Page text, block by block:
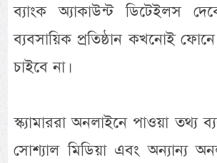
ব্যাংক অ্যাকাউন্ট ডিটেইলস
ব্যবসায়িক প্রতিষ্ঠান কখনোই
চাইবে না।
স্ক্যামাররা অনলাইনে পাওয়া তথ্য
সোশ্যাল মিডিয়া এবং অন্যান্য